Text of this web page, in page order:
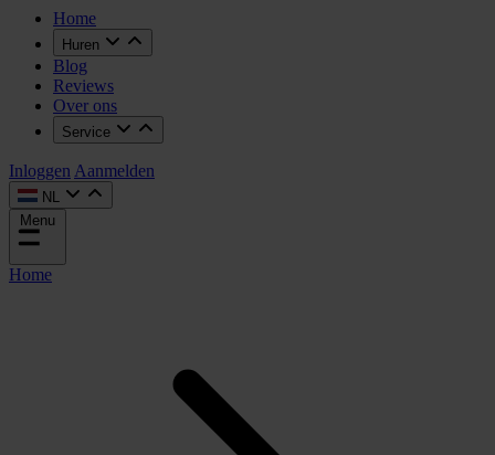
Home
Huren
Blog
Reviews
Over ons
Service
Inloggen Aanmelden
NL
Menu
Home